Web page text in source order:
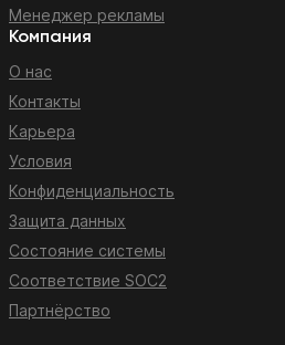
Менеджер рекламы
Компания
О нас
Контакты
Карьера
Условия
Конфиденциальность
Защита данных
Состояние системы
Соответствие SOC2
Партнёрство